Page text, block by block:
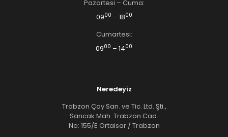
Pazartesi – Cuma:
0900 – 1800
Cumartesi:
0900 – 1400
Neredeyiz
Trabzon Çay San. ve Tic. Ltd. Şti.,
Sancak Mah. Trabzon Cad.
No: 155/E Ortaisar / Trabzon